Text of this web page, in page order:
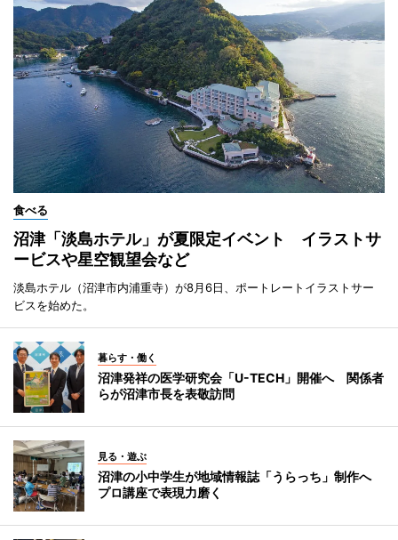
食べる
沼津「淡島ホテル」が夏限定イベント イラストサ
ービスや星空観望会など
淡島ホテル（沼津市内浦重寺）が8月6日、ポートレートイラストサー
ビスを始めた。
暮らす・働く
沼津発祥の医学研究会「U-TECH」開催へ 関係者
らが沼津市長を表敬訪問
見る・遊ぶ
沼津の小中学生が地域情報誌「うらっち」制作へ
プロ講座で表現力磨く